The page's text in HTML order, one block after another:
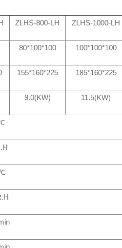
ZLHS-800-LH ZLHS-1000-LH
80*100*100 100*100*100
155*160*225 185*160*225
9.0(KW) 11.5(KW)